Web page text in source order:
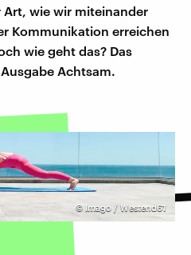
Art, wie wir miteinander
Kommunikation erreichen
wie geht das? Das
Achtsam.
©Imago / Westend61